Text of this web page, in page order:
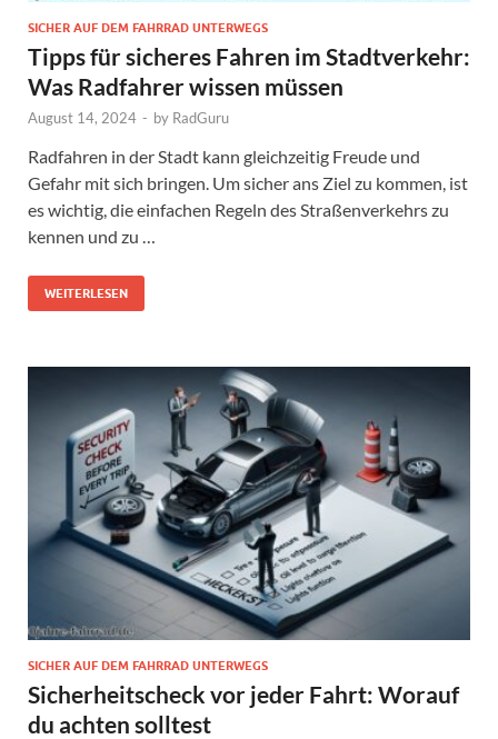
SICHER AUF DEM FAHRRAD UNTERWEGS
Tipps für sicheres Fahren im Stadtverkehr:
Was Radfahrer wissen müssen
August 14, 2024 - by RadGuru
Radfahren in der Stadt kann gleichzeitig Freude und
Gefahr mit sich bringen. Um sicher ans Ziel zu kommen, ist
es wichtig, die einfachen Regeln des Straßenverkehrs zu
kennen und zu …
WEITERLESEN
SICHER AUF DEM FAHRRAD UNTERWEGS
Sicherheitscheck vor jeder Fahrt: Worauf
du achten solltest